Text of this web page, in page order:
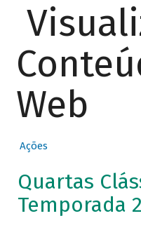
Web
Ações
Quartas
Temporada